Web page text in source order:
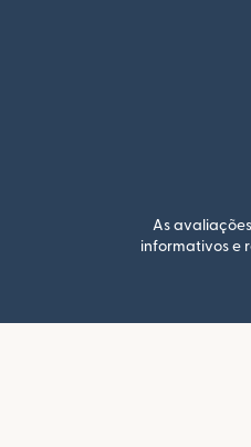
As
informativos e